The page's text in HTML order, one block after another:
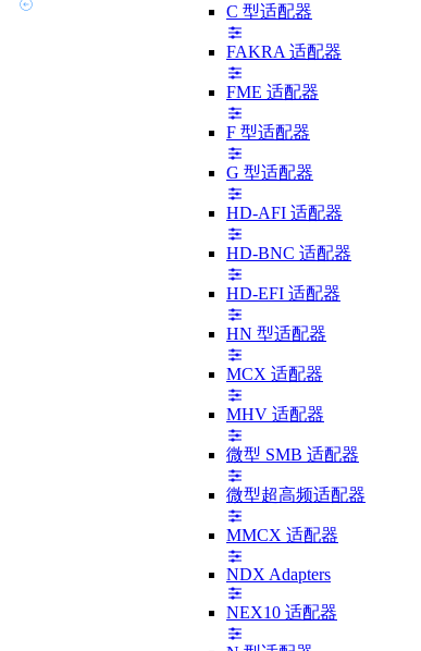
C 型适配器
FAKRA 适配器
FME 适配器
F 型适配器
G 型适配器
HD-AFI 适配器
HD-BNC 适配器
HD-EFI 适配器
HN 型适配器
MCX 适配器
MHV 适配器
微型 SMB 适配器
微型超高频适配器
MMCX 适配器
NDX Adapters
NEX10 适配器